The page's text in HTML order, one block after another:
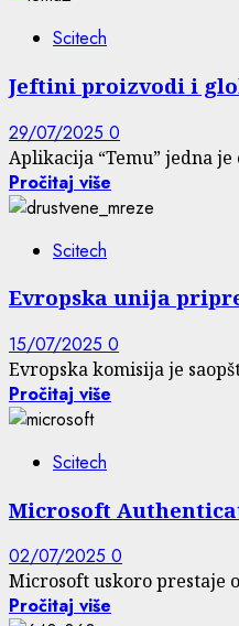
Scitech
Jeftini proizvodi i
29/07/2025 0
Aplikacija “Temu” jedna
Pročitaj više
Scitech
Evropska unija
15/07/2025 0
Evropska komisija je
Pročitaj više
Scitech
Microsoft
02/07/2025 0
Microsoft uskoro prestaje
Pročitaj više